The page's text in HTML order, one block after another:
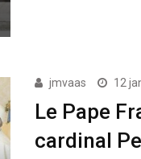
jmvaas 12
Le Pape
cardinal